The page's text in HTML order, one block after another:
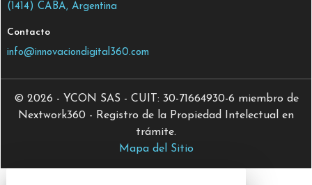
(1414) CABA, Argentina
Contacto
info@innovaciondigital360.com
© 2026 - YCON SAS - CUIT: 30-71664930-6 miembro de
Nextwork360 - Registro de la Propiedad Intelectual en
trámite.
Mapa del Sitio